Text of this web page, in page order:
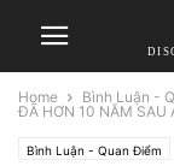
Home Bình Luận -
ĐÃ HƠN 10 NĂM SAU
Bình Luận - Quan Điểm